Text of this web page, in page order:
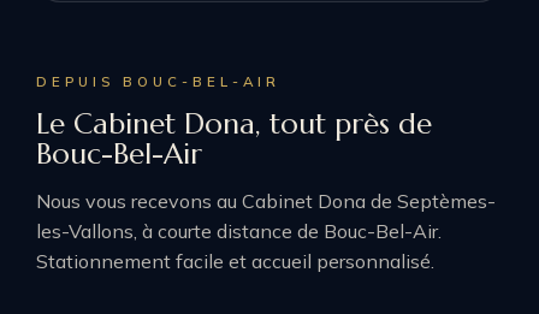
DEPUIS BOUC-BEL-AIR
Le Cabinet Dona, tout près de
Bouc-Bel-Air
Nous vous recevons au Cabinet Dona de Septèmes-
les-Vallons, à courte distance de Bouc-Bel-Air.
Stationnement facile et accueil personnalisé.